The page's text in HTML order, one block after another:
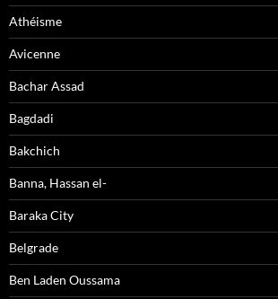
Athéisme
Avicenne
Bachar Assad
Bagdadi
Bakchich
Banna, Hassan el-
Baraka City
Belgrade
Ben Laden Oussama